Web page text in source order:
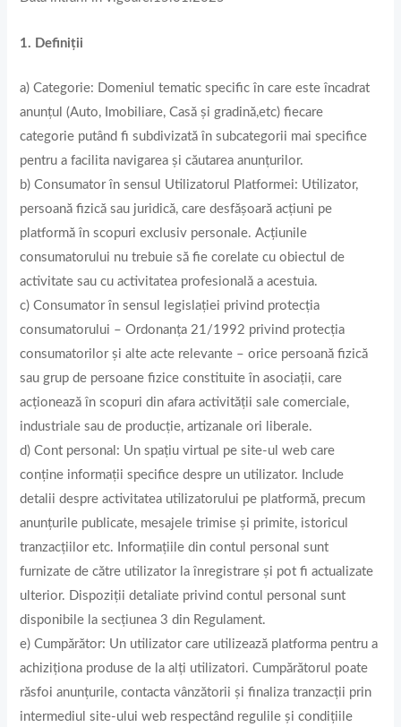
1. Definiții
a) Categorie: Domeniul tematic specific în care este încadrat
anunțul (Auto, Imobiliare, Casă și gradină,etc) fiecare
categorie putând fi subdivizată în subcategorii mai specifice
pentru a facilita navigarea și căutarea anunțurilor.
b) Consumator în sensul Utilizatorul Platformei: Utilizator,
persoană fizică sau juridică, care desfășoară acțiuni pe
platformă în scopuri exclusiv personale. Acțiunile
consumatorului nu trebuie să fie corelate cu obiectul de
activitate sau cu activitatea profesională a acestuia.
c) Consumator în sensul legislației privind protecția
consumatorului – Ordonanța 21/1992 privind protecţia
consumatorilor și alte acte relevante – orice persoană fizică
sau grup de persoane fizice constituite în asociaţii, care
acţionează în scopuri din afara activităţii sale comerciale,
industriale sau de producţie, artizanale ori liberale.
d) Cont personal: Un spațiu virtual pe site-ul web care
conține informații specifice despre un utilizator. Include
detalii despre activitatea utilizatorului pe platformă, precum
anunțurile publicate, mesajele trimise și primite, istoricul
tranzacțiilor etc. Informațiile din contul personal sunt
furnizate de către utilizator la înregistrare și pot fi actualizate
ulterior. Dispoziții detaliate privind contul personal sunt
disponibile la secțiunea 3 din Regulament.
e) Cumpărător: Un utilizator care utilizează platforma pentru a
achiziționa produse de la alți utilizatori. Cumpărătorul poate
răsfoi anunțurile, contacta vânzătorii și finaliza tranzacții prin
intermediul site-ului web respectând regulile și condițiile